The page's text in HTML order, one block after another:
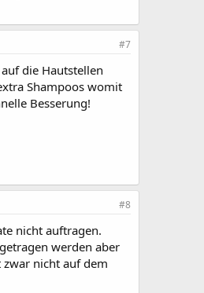
#7
die Hautstellen
Shampoos womit
Besserung!
#8
nicht auftragen.
werden aber
nicht auf dem